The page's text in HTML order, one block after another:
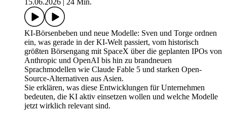
15.06.2026
24 Min.
KI-Börsenbeben und neue Modelle: Sven und Torge ordnen
ein, was gerade in der KI-Welt passiert, vom historisch
größten Börsengang mit SpaceX über die geplanten IPOs von
Anthropic und OpenAI bis hin zu brandneuen
Sprachmodellen wie Claude Fable 5 und starken Open-
Source-Alternativen aus Asien.
Sie erklären, was diese Entwicklungen für Unternehmen
bedeuten, die KI aktiv einsetzen wollen und welche Modelle
jetzt wirklich relevant sind.